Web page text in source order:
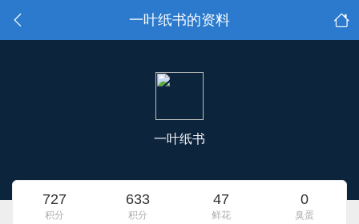
一叶纸书的资料
一叶纸书
727
积分
633
积分
47
鲜花
0
臭蛋